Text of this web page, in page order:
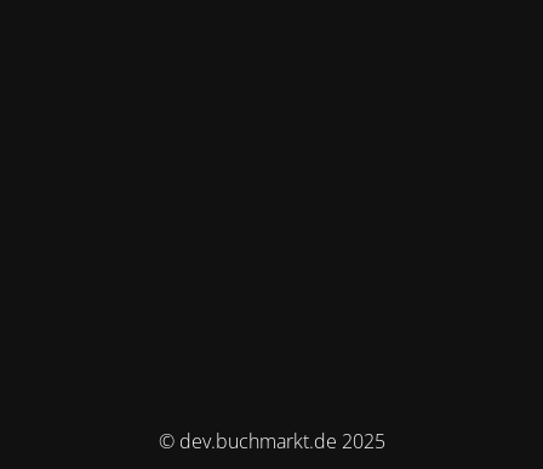
© dev.buchmarkt.de 2025